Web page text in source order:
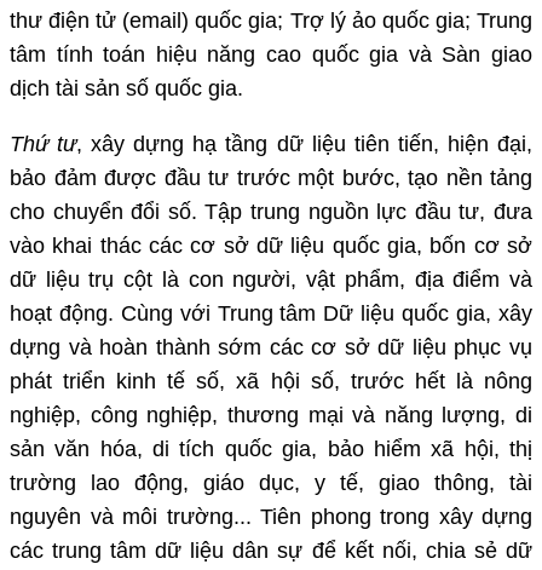
thư điện tử (email) quốc gia; Trợ lý ảo quốc gia; Trung
tâm tính toán hiệu năng cao quốc gia và Sàn giao
dịch tài sản số quốc gia.
Thứ tư, xây dựng hạ tầng dữ liệu tiên tiến, hiện đại,
bảo đảm được đầu tư trước một bước, tạo nền tảng
cho chuyển đổi số. Tập trung nguồn lực đầu tư, đưa
vào khai thác các cơ sở dữ liệu quốc gia, bốn cơ sở
dữ liệu trụ cột là con người, vật phẩm, địa điểm và
hoạt động. Cùng với Trung tâm Dữ liệu quốc gia, xây
dựng và hoàn thành sớm các cơ sở dữ liệu phục vụ
phát triển kinh tế số, xã hội số, trước hết là nông
nghiệp, công nghiệp, thương mại và năng lượng, di
sản văn hóa, di tích quốc gia, bảo hiểm xã hội, thị
trường lao động, giáo dục, y tế, giao thông, tài
nguyên và môi trường... Tiên phong trong xây dựng
các trung tâm dữ liệu dân sự để kết nối, chia sẻ dữ